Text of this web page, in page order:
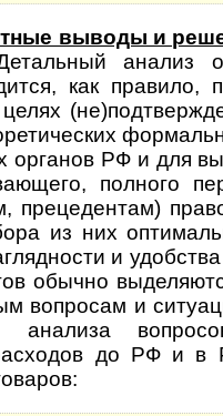
выводы и
ана­лиз
как
органов РФ и для
полного
прецедентам)
из них
и
обычно
вопросам и
анализа
до РФ и в